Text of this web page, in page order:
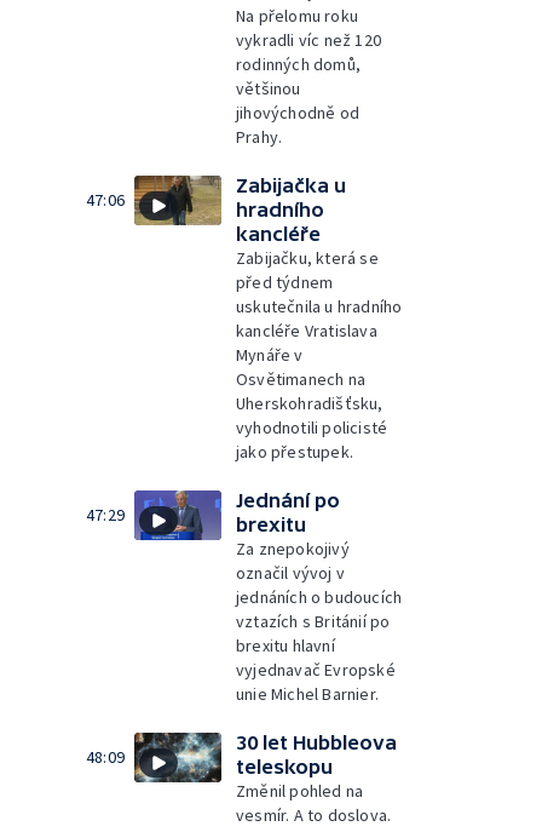
Na přelomu roku
vykradli víc než 120
rodinných domů,
většinou
jihovýchodně od
Prahy.
47:06
Zabijačka u
hradního
kancléře
Zabijačku, která se
před týdnem
uskutečnila u hradního
kancléře Vratislava
Mynáře v
Osvětimanech na
Uherskohradišťsku,
vyhodnotili policisté
jako přestupek.
47:29
Jednání po
brexitu
Za znepokojivý
označil vývoj v
jednáních o budoucích
vztazích s Británií po
brexitu hlavní
vyjednavač Evropské
unie Michel Barnier.
48:09
30 let Hubbleova
teleskopu
Změnil pohled na
vesmír. A to doslova.